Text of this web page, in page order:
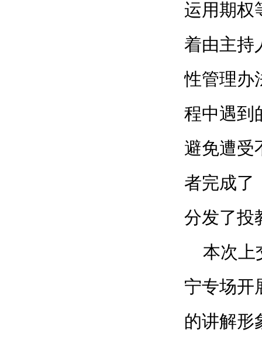
运用期权
着由主持
性管理办
程中遇到
避免遭受
者完成了
分发了投
本次上
宁专场开
的讲解形